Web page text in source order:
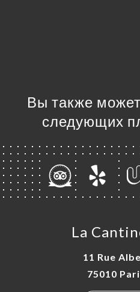
Вы также
следующих
La
11 Rue
75010